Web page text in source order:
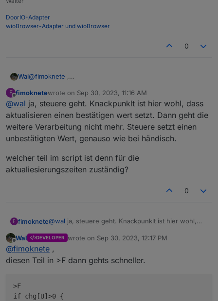
DoorIO-Adapter
wioBrowser-Adapter und wioBrowser
0
Wal@fimoknete ,
F
Offline
fimoknetewrote on Sep 30, 2023, 11:16 AM
last edited by
@wal ja, steuere geht. Knackpunklt ist hier wohl, dass
aktualisieren einen bestätigen wert setzt. Dann geht die
weitere Verarbeitung nicht mehr. Steuere setzt einen
unbestätigten Wert, genauso wie bei händisch.
welcher teil im script ist denn für die
aktualiesierungszeiten zuständig?
0
F fimoknete@wal ja, steuere geht. Knackpunklt ist hier wohl,
geht die weitere Verarbeitung nicht mehr. Steuere
setzt einen unbestätigten Wert, genauso wie bei
händisch.
welcher teil im script ist denn für die
aktualiesierungszeiten zuständig?
Offline
Wal DEVELOPER wrote on Sep 30, 2023, 12:17 PM
last edited by
@fimoknete ,
diesen Teil in >F dann gehts schneller.
>F
if chg[U]>0 {